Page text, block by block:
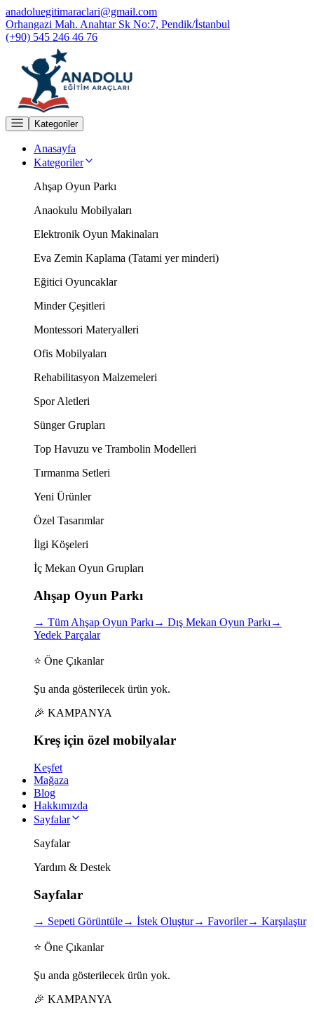
anadoluegitimaraclari@gmail.com
Orhangazi Mah. Anahtar Sk No:7, Pendik/İstanbul
(+90) 545 246 46 76
Kategoriler
Anasayfa
Kategoriler
Ahşap Oyun Parkı
Anaokulu Mobilyaları
Elektronik Oyun Makinaları
Eva Zemin Kaplama (Tatami yer minderi)
Eğitici Oyuncaklar
Minder Çeşitleri
Montessori Materyalleri
Ofis Mobilyaları
Rehabilitasyon Malzemeleri
Spor Aletleri
Sünger Grupları
Top Havuzu ve Trambolin Modelleri
Tırmanma Setleri
Yeni Ürünler
Özel Tasarımlar
İlgi Köşeleri
İç Mekan Oyun Grupları
Ahşap Oyun Parkı
→ Tüm Ahşap Oyun Parkı→ Dış Mekan Oyun Parkı→
Yedek Parçalar
⭐ Öne Çıkanlar
Şu anda gösterilecek ürün yok.
🎉 KAMPANYA
Kreş için özel mobilyalar
Keşfet
Mağaza
Blog
Hakkımızda
Sayfalar
Sayfalar
Yardım & Destek
Sayfalar
→ Sepeti Görüntüle→ İstek Oluştur→ Favoriler→ Karşılaştır
⭐ Öne Çıkanlar
Şu anda gösterilecek ürün yok.
🎉 KAMPANYA